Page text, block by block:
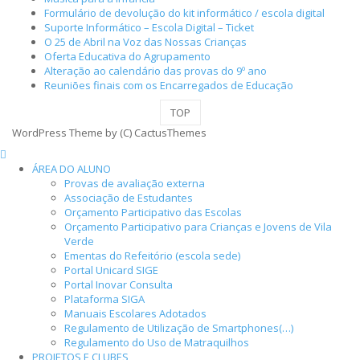
Formulário de devolução do kit informático / escola digital
Suporte Informático – Escola Digital – Ticket
O 25 de Abril na Voz das Nossas Crianças
Oferta Educativa do Agrupamento
Alteração ao calendário das provas do 9º ano
Reuniões finais com os Encarregados de Educação
TOP
WordPress Theme by (C) CactusThemes
ÁREA DO ALUNO
Provas de avaliação externa
Associação de Estudantes
Orçamento Participativo das Escolas
Orçamento Participativo para Crianças e Jovens de Vila
Verde
Ementas do Refeitório (escola sede)
Portal Unicard SIGE
Portal Inovar Consulta
Plataforma SIGA
Manuais Escolares Adotados
Regulamento de Utilização de Smartphones(…)
Regulamento do Uso de Matraquilhos
PROJETOS E CLUBES